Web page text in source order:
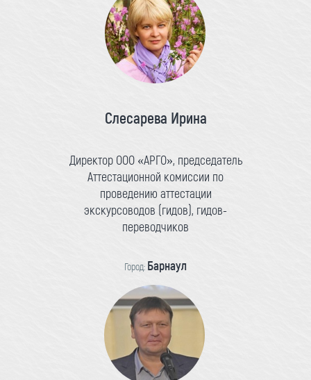
Слесарева Ирина
Директор ООО «АРГО», председатель
Аттестационной комиссии по
проведению аттестации
экскурсоводов (гидов), гидов-
переводчиков
Город: Барнаул